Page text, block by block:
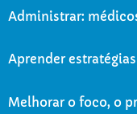
Administrar:
Aprender
Melhorar o foco, o